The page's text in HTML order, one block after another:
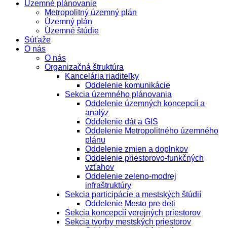
Územné plánovanie
Metropolitný územný plán
Územný plán
Územné štúdie
Súťaže
O nás
O nás
Organizačná štruktúra
Kancelária riaditeľky
Oddelenie komunikácie
Sekcia územného plánovania
Oddelenie územných koncepcií a
analýz
Oddelenie dát a GIS
Oddelenie Metropolitného územného
plánu
Oddelenie zmien a doplnkov
Oddelenie priestorovo-funkčných
vzťahov
Oddelenie zeleno-modrej
infraštruktúry
Sekcia participácie a mestských štúdií
Oddelenie Mesto pre deti
Sekcia koncepcií verejných priestorov
Sekcia tvorby mestských priestorov